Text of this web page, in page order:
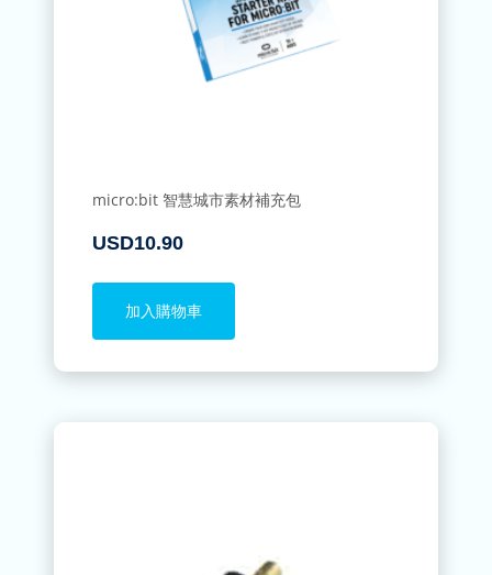
micro:bit 智慧城市素材補充包
USD10.90
加入購物車